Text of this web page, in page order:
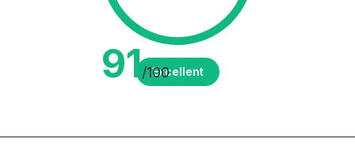
91/100
Excellent